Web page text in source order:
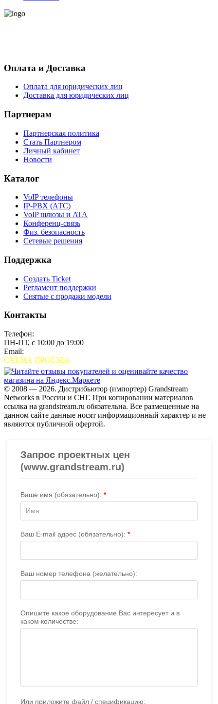
Оплата и Доставка
Оплата для юридических лиц
Доставка для юридических лиц
Партнерам
Партнерская политика
Стать Партнером
Личный кабинет
Новости
Каталог
VoIP телефоны
IP-PBX (АТС)
VoIP шлюзы и ATA
Конференц-связь
Физ. безопасность
Сетевые решения
Поддержка
Создать Ticket
Регламент поддержки
Снятые с продажи модели
Контакты
Телефон:
ПН-ПТ, с 10:00 до 19:00
Email:
СХЕМА ПРОЕЗДА
© 2008 — 2026. Дистрибьютор (импортер) Grandstream
Networks в России и СНГ. При копировании материалов
ссылка на grandstream.ru обязательна. Все размещенные на
данном сайте данные носят информационный характер и не
являются публичной офертой.